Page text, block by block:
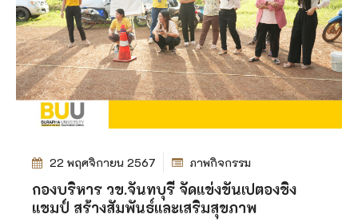
22 พฤศจิกายน 2567 ภาพกิจกรรม
กองบริหาร วข.จันทบุรี จัดแข่งขันเปตองชิง
แชมป์ สร้างสัมพันธ์และเสริมสุขภาพ